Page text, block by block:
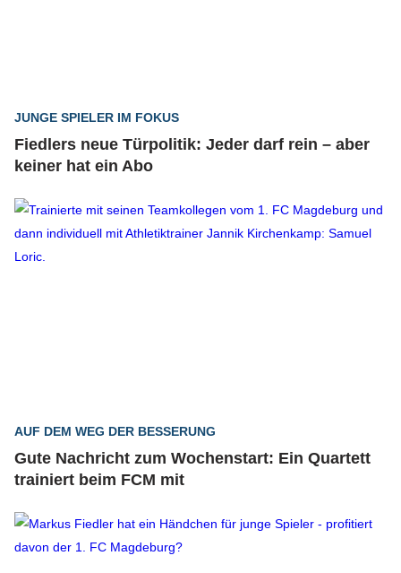
JUNGE SPIELER IM FOKUS
Fiedlers neue Türpolitik: Jeder darf rein – aber
keiner hat ein Abo
AUF DEM WEG DER BESSERUNG
Gute Nachricht zum Wochenstart: Ein Quartett
trainiert beim FCM mit